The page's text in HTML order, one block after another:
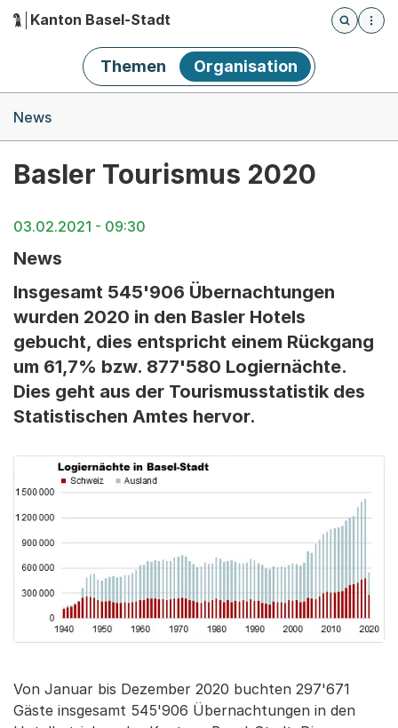
Hauptnavigation
Kanton Basel-Stadt
Öffnet
Themen Organisation
News
Basler Tourismus 2020
03.02.2021 - 09:30
News
Insgesamt 545'906 Übernachtungen
wurden 2020 in den Basler Hotels
gebucht, dies entspricht einem Rückgang
um 61,7% bzw. 877'580 Logiernächte.
Dies geht aus der Tourismusstatistik des
Statistischen Amtes hervor.
Von Januar bis Dezember 2020 buchten 297'671
Gäste insgesamt 545'906 Übernachtungen in den